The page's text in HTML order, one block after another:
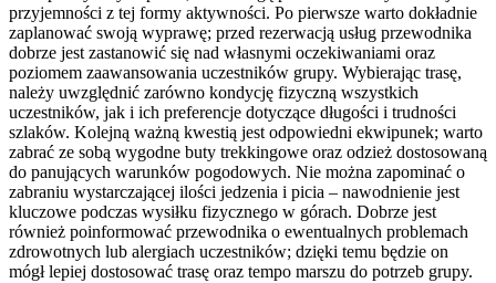
przyjemności z tej formy aktywności. Po pierwsze warto dokładnie
zaplanować swoją wyprawę; przed rezerwacją usług przewodnika
dobrze jest zastanowić się nad własnymi oczekiwaniami oraz
poziomem zaawansowania uczestników grupy. Wybierając trasę,
należy uwzględnić zarówno kondycję fizyczną wszystkich
uczestników, jak i ich preferencje dotyczące długości i trudności
szlaków. Kolejną ważną kwestią jest odpowiedni ekwipunek; warto
zabrać ze sobą wygodne buty trekkingowe oraz odzież dostosowaną
do panujących warunków pogodowych. Nie można zapominać o
zabraniu wystarczającej ilości jedzenia i picia – nawodnienie jest
kluczowe podczas wysiłku fizycznego w górach. Dobrze jest
również poinformować przewodnika o ewentualnych problemach
zdrowotnych lub alergiach uczestników; dzięki temu będzie on
mógł lepiej dostosować trasę oraz tempo marszu do potrzeb grupy.